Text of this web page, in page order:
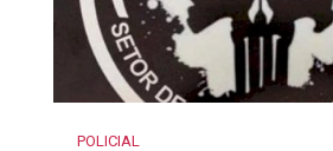
POLICIAL